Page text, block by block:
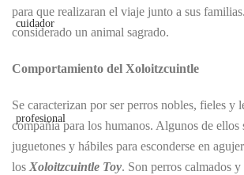
para que realizaran el viaje junto a sus
considerado un animal sagrado.
Comportamiento del Xoloitzcuintle
Se caracterizan por ser perros nobles, fieles y
compañía para los humanos. Algunos de ellos
juguetones y hábiles para esconderse en
los Xoloitzcuintle Toy. Son perros calmados